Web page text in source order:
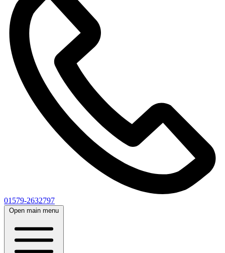
01579-2632797
Open main menu